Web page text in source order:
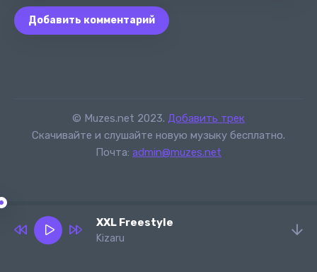
Добавить комментарий
© Muzes.net 2023. Добавить трек
Скачивайте и слушайте новую музыку бесплатно.
Почта: admin@muzes.net
XXL Freestyle
Kizaru